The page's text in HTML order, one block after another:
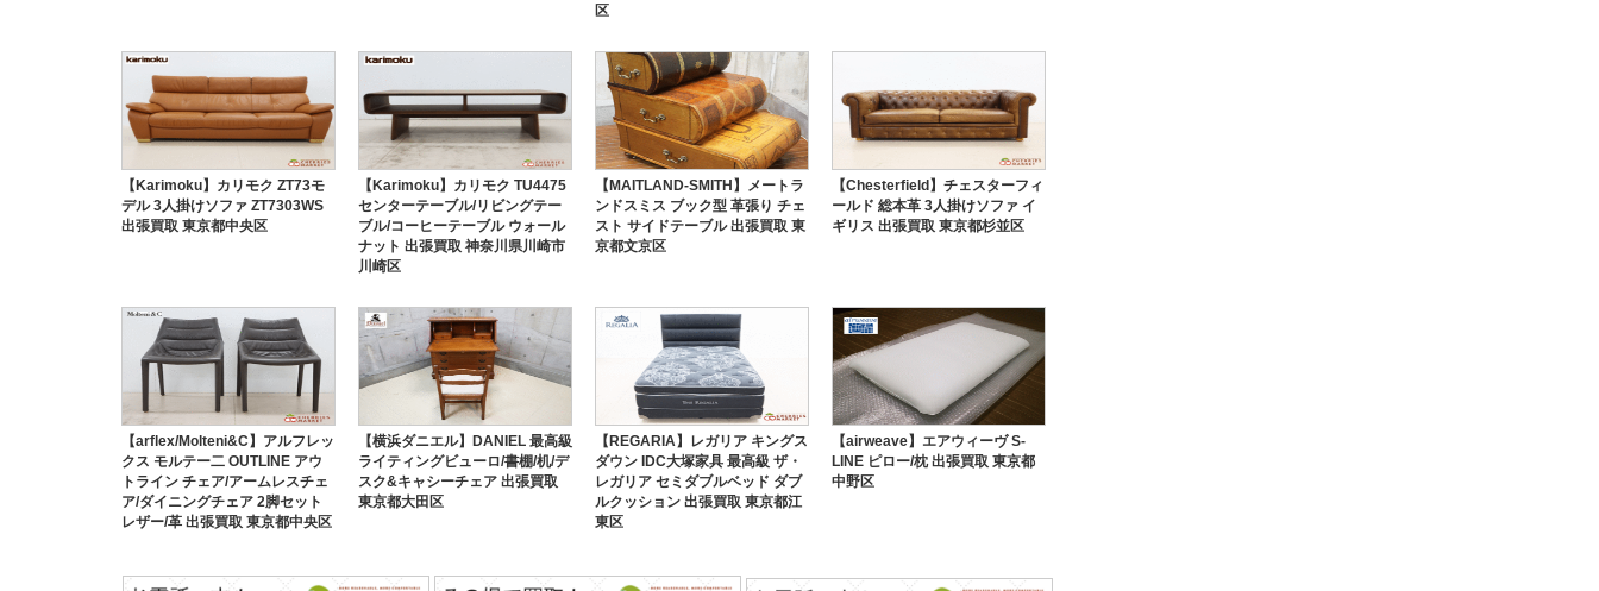
区
【Karimoku】カリモク ZT73モ
デル 3人掛けソファ ZT7303WS
出張買取 東京都中央区
【Karimoku】カリモク TU4475
センターテーブル/リビングテー
ブル/コーヒーテーブル ウォール
ナット 出張買取 神奈川県川崎市
川崎区
【MAITLAND-SMITH】メートラ
ンドスミス ブック型 革張り チェ
スト サイドテーブル 出張買取 東
京都文京区
【Chesterfield】チェスターフィ
ールド 総本革 3人掛けソファ イ
ギリス 出張買取 東京都杉並区
【arflex/Molteni&C】アルフレッ
クス モルテー二 OUTLINE アウ
トライン チェア/アームレスチェ
ア/ダイニングチェア 2脚セット
レザー/革 出張買取 東京都中央区
【横浜ダニエル】DANIEL 最高級
ライティングビューロ/書棚/机/デ
スク&キャシーチェア 出張買取
東京都大田区
【REGARIA】レガリア キングス
ダウン IDC大塚家具 最高級 ザ・
レガリア セミダブルベッド ダブ
ルクッション 出張買取 東京都江
東区
【airweave】エアウィーヴ S-
LINE ピロー/枕 出張買取 東京都
中野区